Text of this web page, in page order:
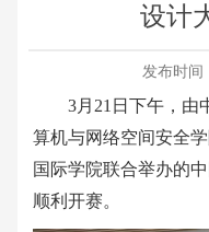
设计
发布时间
3月 21 日下午，由
算机与网络空间安全
国际学院联合举办的
顺利开赛。